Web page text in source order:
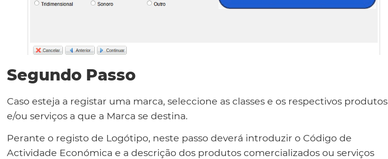
Segundo Passo
Caso esteja a registar uma marca, seleccione as classes e os respectivos produtos
e/ou serviços a que a Marca se destina.
Perante o registo de Logótipo, neste passo deverá introduzir o Código de
Actividade Económica e a descrição dos produtos comercializados ou serviços